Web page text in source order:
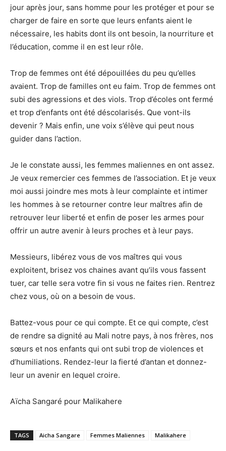
jour après jour, sans homme pour les protéger et pour se
charger de faire en sorte que leurs enfants aient le
nécessaire, les habits dont ils ont besoin, la nourriture et
l’éducation, comme il en est leur rôle.
Trop de femmes ont été dépouillées du peu qu’elles
avaient. Trop de familles ont eu faim. Trop de femmes ont
subi des agressions et des viols. Trop d’écoles ont fermé
et trop d’enfants ont été déscolarisés. Que vont-ils
devenir ? Mais enfin, une voix s’élève qui peut nous
guider dans l’action.
Je le constate aussi, les femmes maliennes en ont assez.
Je veux remercier ces femmes de l’association. Et je veux
moi aussi joindre mes mots à leur complainte et intimer
les hommes à se retourner contre leur maîtres afin de
retrouver leur liberté et enfin de poser les armes pour
offrir un autre avenir à leurs proches et à leur pays.
Messieurs, libérez vous de vos maîtres qui vous
exploitent, brisez vos chaines avant qu’ils vous fassent
tuer, car telle sera votre fin si vous ne faites rien. Rentrez
chez vous, où on a besoin de vous.
Battez-vous pour ce qui compte. Et ce qui compte, c’est
de rendre sa dignité au Mali notre pays, à nos frères, nos
sœurs et nos enfants qui ont subi trop de violences et
d’humiliations. Rendez-leur la fierté d’antan et donnez-
leur un avenir en lequel croire.
Aïcha Sangaré pour Malikahere
TAGS Aicha Sangare Femmes Maliennes Malikahere